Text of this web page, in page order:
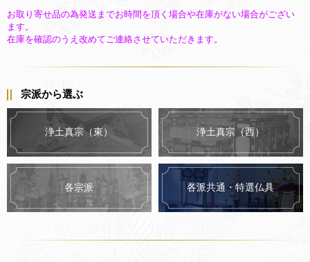
お取り寄せ品の為発送までお時間を頂く場合や在庫がない場合がござい
ます。
在庫を確認のうえ改めてご連絡させていただきます。
宗派から選ぶ
浄土真宗（東） 浄土真宗（西）
各宗派 各派共通・特選仏具